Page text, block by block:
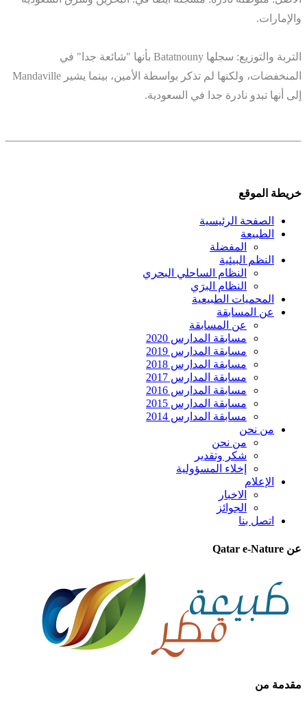
والإمارات.
التربة والتوزيع: سجلها Batatnouny بأنها "شائعة جدا" في
المنخفضات، ولكنها لم تذكر بواسطة الأمين، بينما يشير Mandaville
إلى أنها تبدو نادرة جدا في السعودية.
خريطة الموقع
الصفحة الرئيسية
الطبيعة
المفضلة
النظم البيئية
النظام الساحلي البحري
النظام البرَي
المحميات الطبيعية
عن المسابقة
عن المسابقة
مسابقة المدارس 2020
مسابقة المدارس 2019
مسابقة المدارس 2018
مسابقة المدارس 2017
مسابقة المدارس 2016
مسابقة المدارس 2015
مسابقة المدارس 2014
من نحن
من نحن
شكر وتقدير
إخلاء المسؤولية
الإعلام
الاخبار
الجوائز
اتصل بنا
عن Qatar e-Nature
مقدمة من